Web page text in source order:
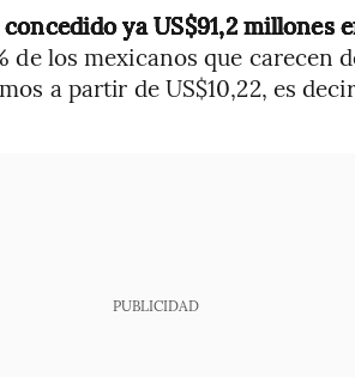
ya US$91,2 millones
de los mexicanos que carecen
a partir de US$10,22, es
PUBLICIDAD